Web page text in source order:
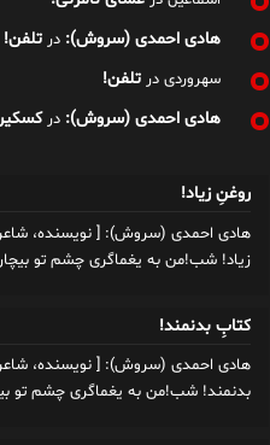
هادی احمدی (سروش): درتلفن!
سهروردی درتلفن!
هادی احمدی (سروش): در
روغنِ زیاد!
زیاد! شب!من به یغماگری چشم تو
کتابِ بدنمند!
بدنمند! شب!من به یغماگری چشم تو